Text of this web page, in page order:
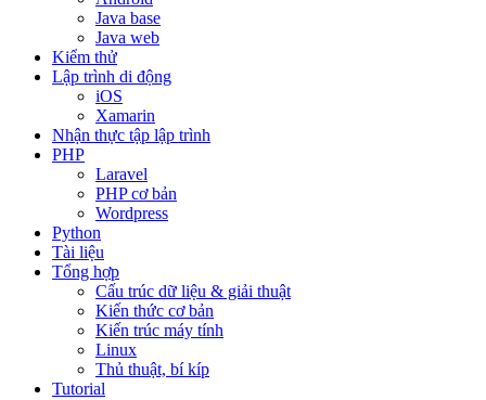
Java base
Java web
Kiểm thử
Lập trình di động
iOS
Xamarin
Nhận thực tập lập trình
PHP
Laravel
PHP cơ bản
Wordpress
Python
Tài liệu
Tổng hợp
Cấu trúc dữ liệu & giải thuật
Kiến thức cơ bản
Kiến trúc máy tính
Linux
Thủ thuật, bí kíp
Tutorial